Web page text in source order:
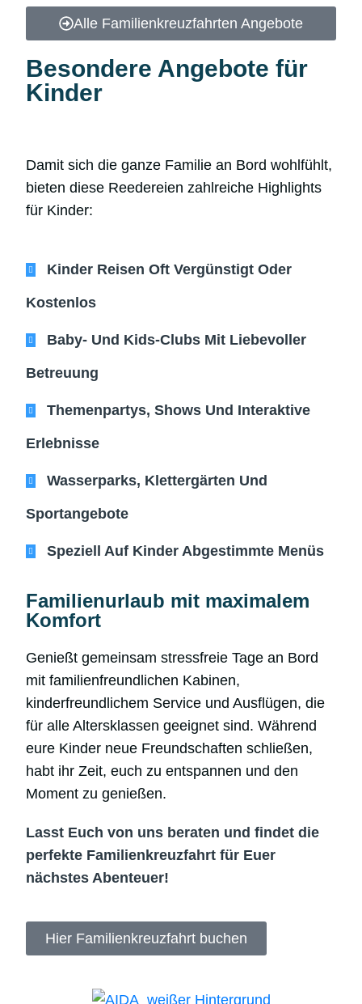
Alle Familienkreuzfahrten Angebote
Besondere Angebote für
Kinder
Damit sich die ganze Familie an Bord wohlfühlt,
bieten diese Reedereien zahlreiche Highlights
für Kinder:
Kinder Reisen Oft Vergünstigt Oder
Kostenlos
Baby- Und Kids-Clubs Mit Liebevoller
Betreuung
Themenpartys, Shows Und Interaktive
Erlebnisse
Wasserparks, Klettergärten Und
Sportangebote
Speziell Auf Kinder Abgestimmte Menüs
Familienurlaub mit maximalem
Komfort
Genießt gemeinsam stressfreie Tage an Bord
mit familienfreundlichen Kabinen,
kinderfreundlichem Service und Ausflügen, die
für alle Altersklassen geeignet sind. Während
eure Kinder neue Freundschaften schließen,
habt ihr Zeit, euch zu entspannen und den
Moment zu genießen.
Lasst Euch von uns beraten und findet die
perfekte Familienkreuzfahrt für Euer
nächstes Abenteuer!
Hier Familienkreuzfahrt buchen